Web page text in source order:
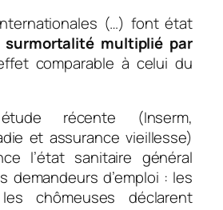
(…) font état
surmortalité multiplié par
comparable à celui du
récente (Inserm,
et assurance vieillesse)
l’état sanitaire général
demandeurs d’emploi : les
chômeuses déclarent